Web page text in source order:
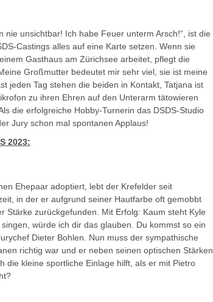
nie unsichtbar! Ich habe Feuer unterm Arsch!“, ist die
Castings alles auf eine Karte setzen. Wenn sie
Gasthaus am Zürichsee arbeitet, pflegt die
Großmutter bedeutet mir sehr viel, sie ist meine
jeden Tag stehen die beiden in Kontakt, Tatjana ist
zu ihren Ehren auf den Unterarm tätowieren
die erfolgreiche Hobby-Turnerin das DSDS-Studio
Jury schon mal spontanen Applaus!
2023:
Ehepaar adoptiert, lebt der Krefelder seit
in der er aufgrund seiner Hautfarbe oft gemobbt
zurückgefunden. Mit Erfolg: Kaum steht Kyle
würde ich dir das glauben. Du kommst so ein
Dieter Bohlen. Nun muss der sympathische
richtig war und er neben seinen optischen Stärken
die kleine sportliche Einlage hilft, als er mit Pietro